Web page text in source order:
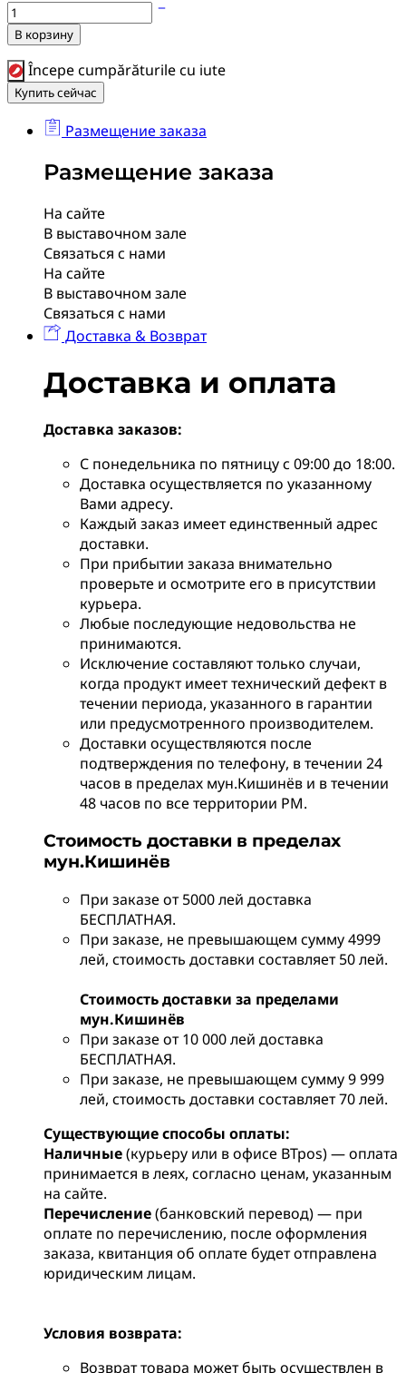
В корзину
Începe cumpărăturile cu iute
Купить сейчас
Размещение заказа
Размещение заказа
На сайте
В выставочном зале
Связаться с нами
На сайте
В выставочном зале
Связаться с нами
Доставка & Возврат
Доставка и оплата
Доставка заказов:
С понедельника по пятницу с 09:00 до 18:00.
Доставка осуществляется по указанному
Вами адресу.
Каждый заказ имеет единственный адрес
доставки.
При прибытии заказа внимательно
проверьте и осмотрите его в присутствии
курьера.
Любые последующие недовольства не
принимаются.
Исключение составляют только случаи,
когда продукт имеет технический дефект в
течении периода, указанного в гарантии
или предусмотренного производителем.
Доставки осуществляются после
подтверждения по телефону, в течении 24
часов в пределах мун.Кишинёв и в течении
48 часов по все территории РМ.
Стоимость доставки в пределах
мун.Кишинёв
При заказе от 5000 лей доставка
БЕСПЛАТНАЯ.
При заказе, не превышающем сумму 4999
лей, стоимость доставки составляет 50 лей.
Стоимость доставки за пределами
мун.Кишинёв
При заказе от 10 000 лей доставка
БЕСПЛАТНАЯ.
При заказе, не превышающем сумму 9 999
лей, стоимость доставки составляет 70 лей.
Существующие способы оплаты:
Наличные(курьеру или в офисе BTpos) — оплата
принимается в леях, согласно ценам, указанным
на сайте.
Перечисление(банковский перевод) — при
оплате по перечислению, после оформления
заказа, квитанция об оплате будет отправлена
юридическим лицам.
Условия возврата:
Возврат товара может быть осуществлен в